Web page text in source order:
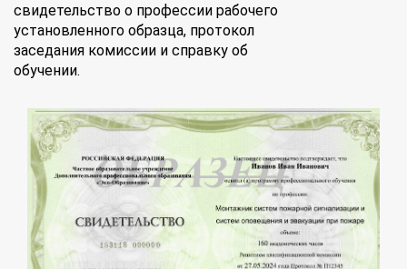
свидетельство о профессии рабочего
установленного образца, протокол
заседания комиссии и справку об
обучении.